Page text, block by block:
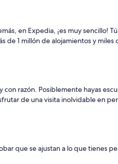
en Expedia, ¡es muy sencillo!
de 1 millón de alojamientos y
razón. Posiblemente hayas
de una visita inolvidable en
que se ajustan a lo que tienes